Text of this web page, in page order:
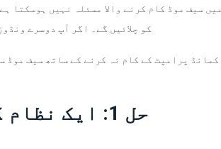
کو چلائیں گے۔ اگر آپ دوسرے
کمانڈ پرامپٹ کے کام نہ کرنے کے ساتھ سیف
حل 1: ایک نظام کی بحالی انجام دیں